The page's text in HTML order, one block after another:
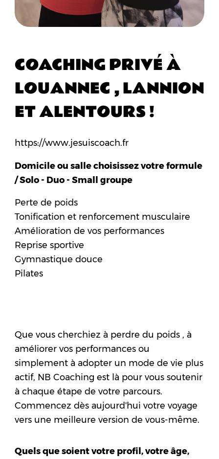
COACHING PRIVÉ À
LOUANNEC , LANNION
ET ALENTOURS !
https://www.jesuiscoach.fr
Domicile ou salle choisissez votre formule
/ Solo - Duo - Small groupe
Perte de poids
Tonification et renforcement musculaire
Amélioration de vos performances
Reprise sportive
Gymnastique douce
Pilates
Que vous cherchiez à perdre du poids , à
améliorer vos performances ou
simplement à adopter un mode de vie plus
actif, NB Coaching est là pour vous soutenir
à chaque étape de votre parcours.
Commencez dès aujourd'hui votre voyage
vers une meilleure version de vous-même.
Quels que soient votre profil, votre âge,